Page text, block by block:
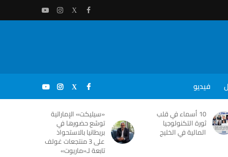
فيديو
10 أسماء في قلب
ثورة التكنولوجيا
المالية في الخليج
«سيليكت» الإماراتية
توسّع حضورها في
بريطانيا بالاستحواذ
على 3 منتجعات غولف
تابعة لـ«ماريوت»